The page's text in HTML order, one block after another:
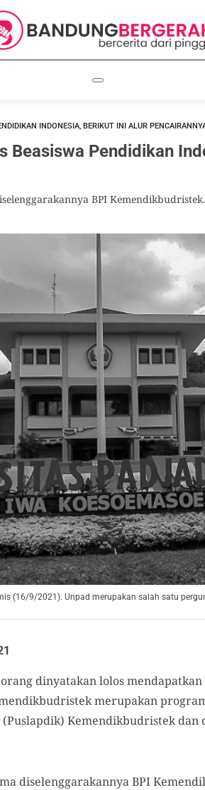
INDONESIA, BERIKUT INI ALUR
Beasiswa Pendidikan
BPI
(16/9/2021). Unpad merupakan salah satu
orang dinyatakan lolos
merupakan
Kemendikbudristek dan
diselenggarakannya BPI